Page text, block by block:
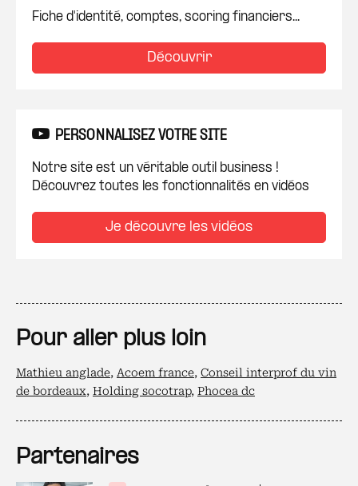
Fiche d'identité, comptes, scoring financiers...
Découvrir
PERSONNALISEZ VOTRE SITE
Notre site est un véritable outil business !
Découvrez toutes les fonctionnalités en vidéos
Je découvre les vidéos
Pour aller plus loin
Mathieu anglade, Acoem france, Conseil interprof du vin
de bordeaux, Holding socotrap, Phocea dc
Partenaires